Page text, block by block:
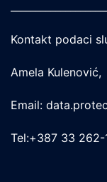
Kontakt podaci
Amela Kulenović,
Email:
Tel:+387 33 262-